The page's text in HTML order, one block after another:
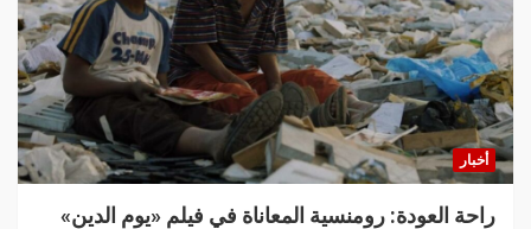
أخبار
راحة العودة: رومنسية المعاناة في فيلم «يوم الدين»